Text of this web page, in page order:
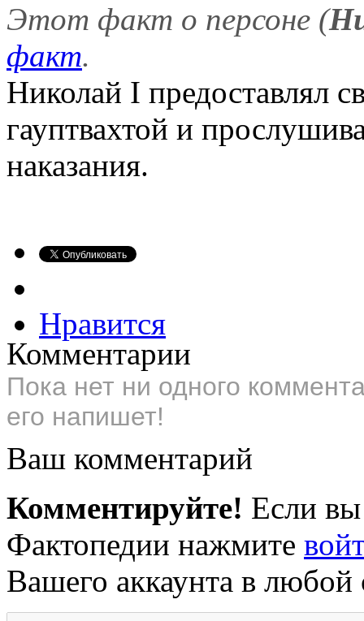
Этот факт о персоне (
факт.
Николай I предоставлял
гауптвахтой и
наказания.
Нравится
Комментарии
Пока нет ни одного
его напишет!
Ваш комментарий
Комментируйте! Если вы
Фактопедии нажмите
Вашего аккаунта в любой